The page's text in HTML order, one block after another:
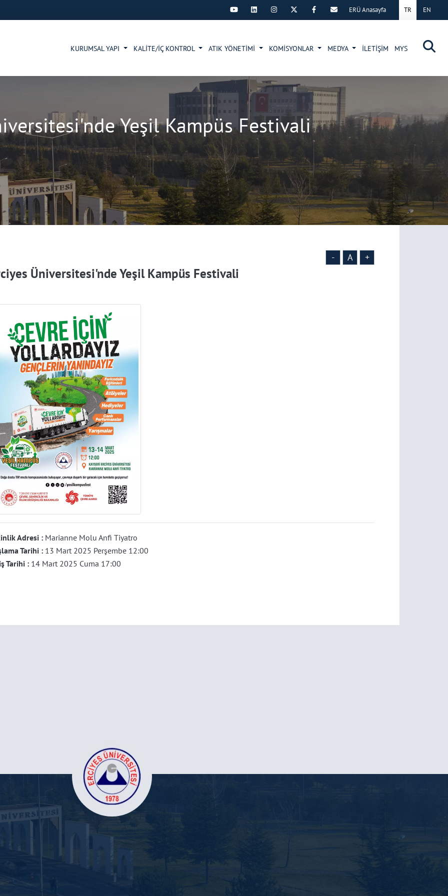
×
TR EN
ERÜ Anasayfa
KURUMSAL YAPI KALİTE/İÇ KONTROL ATIK YÖNETİMİ KOMİSYONLAR MEDYA İLETİŞİM MYS
Yeşil Kampüs Festivali
- A +
Üniversitesi'nde Yeşil Kampüs Festivali
Adresi : Marianne Molu Anfi Tiyatro
Tarihi : 13 Mart 2025 Perşembe 12:00
Tarihi : 14 Mart 2025 Cuma 17:00